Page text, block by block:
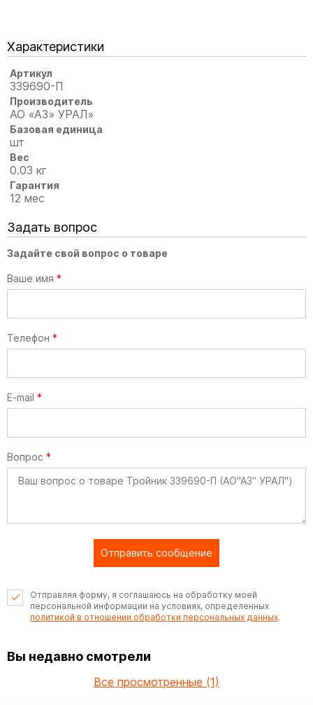
Характеристики
Артикул
339690-П
Производитель
АО «АЗ» УРАЛ»
Базовая единица
шт
Вес
0.03 кг
Гарантия
12 мес
Задать вопрос
Задайте свой вопрос о товаре
Ваше имя *
Телефон *
E-mail *
Вопрос *
Отправить сообщение
Отправляя форму, я соглашаюсь на обработку моей
персональной информации на условиях, определенных
политикой в отношении обработки персональных данных.
Вы недавно смотрели
Все просмотренные (1)